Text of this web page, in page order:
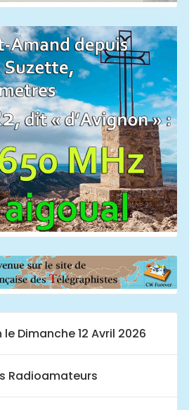
Dimanche 12 Avril 2026
Radioamateurs